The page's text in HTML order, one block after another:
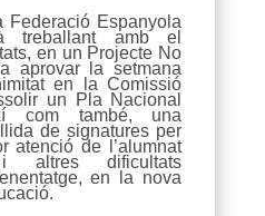
Federació Espanyola
treballant amb el
en un Projecte No
aprovar la setmana
en la Comissió
un Pla Nacional
com també, una
de signatures per
atenció de l’alumnat
altres dificultats
en la nova